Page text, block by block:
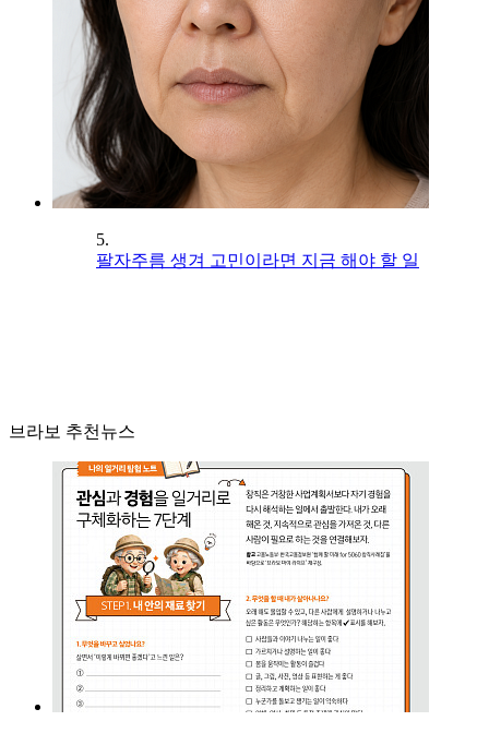
5.
팔자주름 생겨 고민이라면 지금 해야 할 일
브라보 추천뉴스